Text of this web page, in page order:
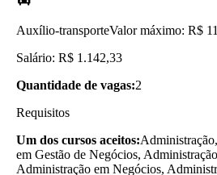
Auxílio-transporteValor máximo: R$
Salário: R$ 1.142,33
Quantidade de vagas:2
Requisitos
Um dos cursos aceitos:
em Gestão de Negócios,
Administração em Negócios,